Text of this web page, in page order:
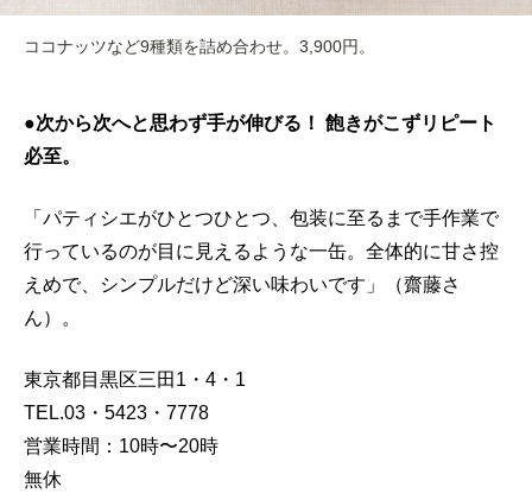
ココナッツなど9種類を詰め合わせ。3,900円。
●次から次へと思わず手が伸びる！ 飽きがこずリピート
必至。
「パティシエがひとつひとつ、包装に至るまで手作業で
行っているのが目に見えるような一缶。全体的に甘さ控
えめで、シンプルだけど深い味わいです」（齋藤さ
ん）。
東京都目黒区三田1・4・1
TEL.03・5423・7778
営業時間：10時〜20時
無休